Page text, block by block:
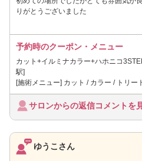
りがとうございました
予約時のクーポン・メニュー
カット+イルミナカラー+ハホニコ
駅]
[施術メニュー] カット / カラー / トリー
サロンからの返信コメントを
ゆうこさん